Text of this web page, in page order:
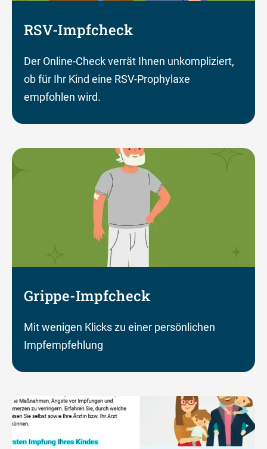
RSV-Impfcheck
Der Online-Check verrät Ihnen unkompliziert,
ob für Ihr Kind eine RSV-Prophylaxe
empfohlen wird.
Grippe-Impfcheck
Mit wenigen Klicks zu einer persönlichen
Impfempfehlung